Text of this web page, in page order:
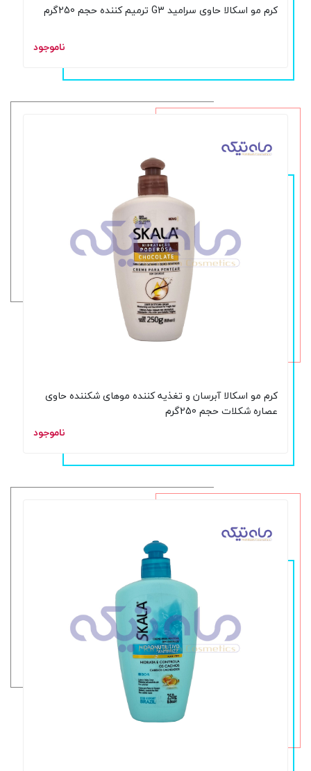
کرم مو اسکالا حاوی سرامید G3 ترمیم کننده حجم 250گرم
ناموجود
کرم مو اسکالا آبرسان و تغذیه کننده موهای شکننده حاوی
عصاره شکلات حجم 250گرم
ناموجود